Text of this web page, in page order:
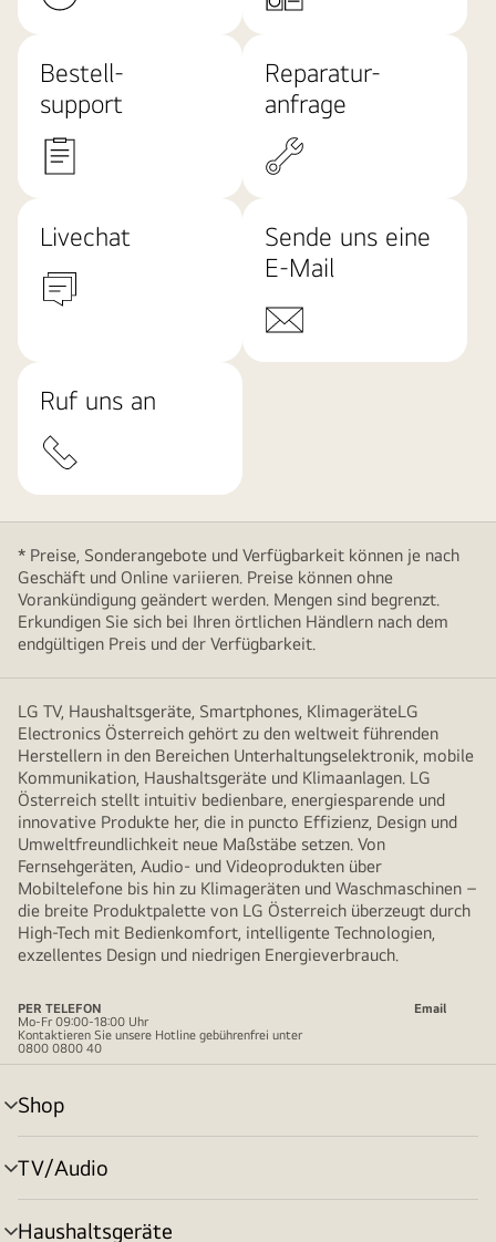
Bestell-
support
Reparatur-
anfrage
Livechat
Sende uns eine
E-Mail
Ruf uns an
* Preise, Sonderangebote und Verfügbarkeit können je nach
Geschäft und Online variieren. Preise können ohne
Vorankündigung geändert werden. Mengen sind begrenzt.
Erkundigen Sie sich bei Ihren örtlichen Händlern nach dem
endgültigen Preis und der Verfügbarkeit.
LG TV, Haushaltsgeräte, Smartphones, KlimageräteLG
Electronics Österreich gehört zu den weltweit führenden
Herstellern in den Bereichen Unterhaltungselektronik, mobile
Kommunikation, Haushaltsgeräte und Klimaanlagen. LG
Österreich stellt intuitiv bedienbare, energiesparende und
innovative Produkte her, die in puncto Effizienz, Design und
Umweltfreundlichkeit neue Maßstäbe setzen. Von
Fernsehgeräten, Audio- und Videoprodukten über
Mobiltelefone bis hin zu Klimageräten und Waschmaschinen –
die breite Produktpalette von LG Österreich überzeugt durch
High-Tech mit Bedienkomfort, intelligente Technologien,
exzellentes Design und niedrigen Energieverbrauch.
PER TELEFON
Email
Mo-Fr 09:00-18:00 Uhr
Kontaktieren Sie unsere Hotline gebührenfrei unter
0800 0800 40
Shop
Menü
umschalten
TV/Audio
Menü
umschalten
Haushaltsgeräte